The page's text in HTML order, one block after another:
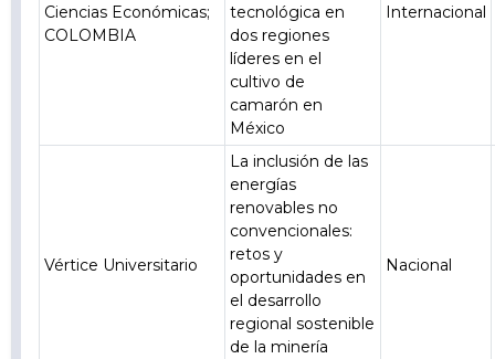
Ciencias Económicas;
COLOMBIA
tecnológica en
dos regiones
líderes en el
cultivo de
camarón en
México
Internacional
Vértice Universitario
La inclusión de las
energías
renovables no
convencionales:
retos y
oportunidades en
el desarrollo
regional sostenible
de la minería
Nacional